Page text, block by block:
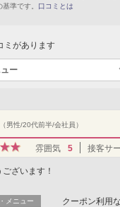
準です。 口コミとは
ミがあります
ュー
（男性/20代前半/会社員）
雰囲気 5 接客サ
ざいます！
メニュー クーポン利用